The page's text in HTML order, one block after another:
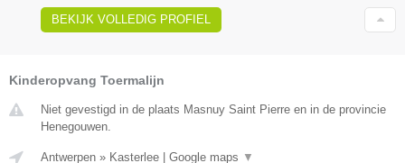
BEKIJK VOLLEDIG PROFIEL
Kinderopvang Toermalijn
Niet gevestigd in de plaats Masnuy Saint Pierre en in de provincie
Henegouwen.
Antwerpen » Kasterlee Google maps ▼